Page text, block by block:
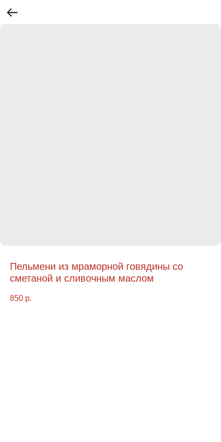
Пельмени из мраморной говядины со
сметаной и сливочным маслом
850 р.